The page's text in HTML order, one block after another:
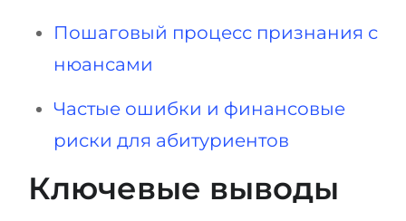
Пошаговый процесс признания с
нюансами
Частые ошибки и финансовые
риски для абитуриентов
Ключевые выводы